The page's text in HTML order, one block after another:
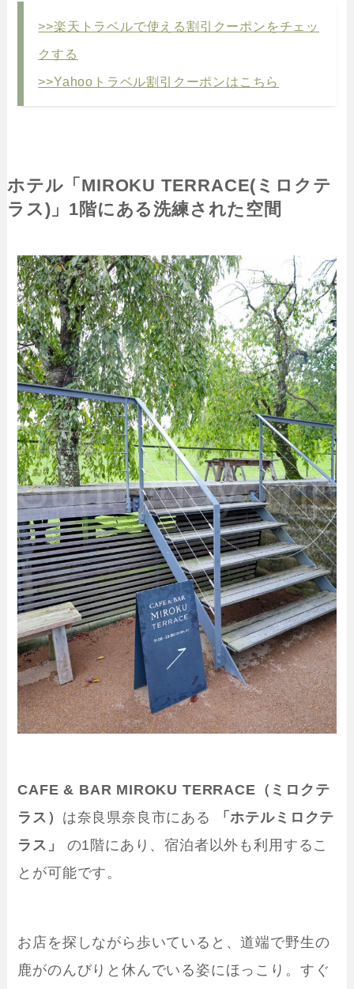
>>楽天トラベルで使える割引クーポンをチェッ
クする
>>Yahooトラベル割引クーポンはこちら
ホテル「MIROKU TERRACE(ミロクテ
ラス)」1階にある洗練された空間
CAFE & BAR MIROKU TERRACE（ミロクテ
ラス） は奈良県奈良市にある
「ホテルミロクテ
ラス」
の1階にあり、宿泊者以外も利用するこ
とが可能です。
お店を探しながら歩いていると、道端で野生の
鹿がのんびりと休んでいる姿にほっこり。すぐ